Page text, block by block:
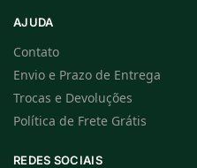
AJUDA
Contato
Envio e Prazo de Entrega
Trocas e Devoluções
Política de Frete Grátis
REDES SOCIAIS